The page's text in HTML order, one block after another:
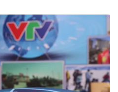
Tấm lòng Việt
Vươn mình bằng AI